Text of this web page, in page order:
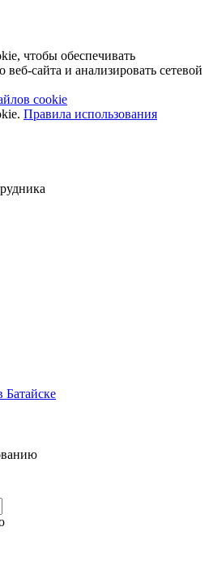
чтобы обеспечивать
сайта и анализировать сетевой
cookie
Правила использования
Батайске